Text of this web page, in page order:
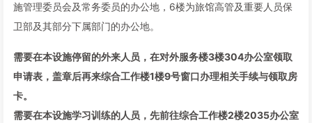
施管理委员会及常务委员的办公地，6楼为旅馆高管及重要人员保
卫部及其部分下属部门的办公地。
需要在本设施停留的外来人员，在对外服务楼3楼304办公室领取
申请表，盖章后再来综合工作楼1楼9号窗口办理相关手续与领取房
卡。
需要在本设施学习训练的人员，先前往综合工作楼2楼2035办公室